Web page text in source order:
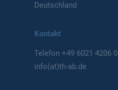
Deutschland
Kontakt
Telefon+49 6021 4206 0
info(at)th-ab.de